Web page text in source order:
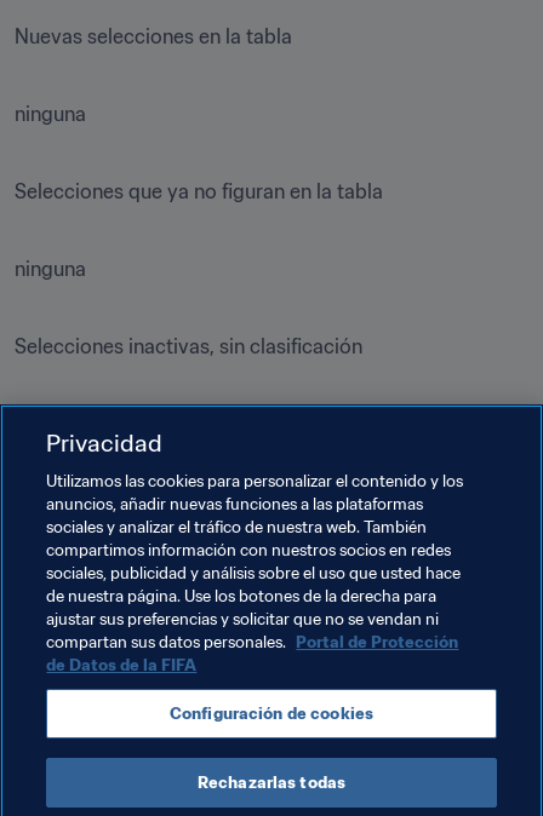
Nuevas selecciones en la tabla
ninguna
Selecciones que ya no figuran en la tabla
ninguna
Selecciones inactivas, sin clasificación
Temas relacionados
Clasificación masculina
Clasificación Mundial FIFA Argentina Brazil
Curaçao France Guinea-Bissau CAF
UEFA Concacaf CONMEBOL
Privacidad
Utilizamos las cookies para personalizar el contenido y los
anuncios, añadir nuevas funciones a las plataformas
sociales y analizar el tráfico de nuestra web. También
compartimos información con nuestros socios en redes
sociales, publicidad y análisis sobre el uso que usted hace
de nuestra página. Use los botones de la derecha para
ajustar sus preferencias y solicitar que no se vendan ni
compartan sus datos personales. Portal de Protección
de Datos de la FIFA
Configuración de cookies
Rechazarlas todas